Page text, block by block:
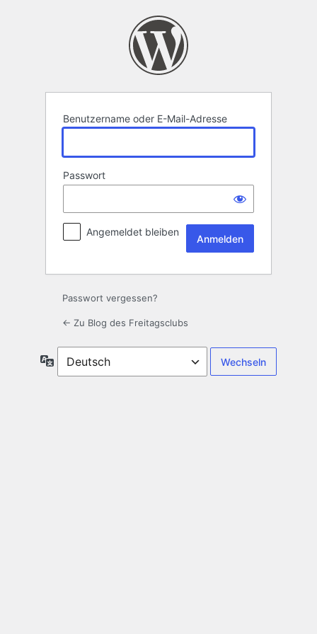
Benutzername oder E-Mail-Adresse
Passwort
Angemeldet bleiben
Passwort vergessen?
← Zu Blog des Freitagsclubs
Sprache